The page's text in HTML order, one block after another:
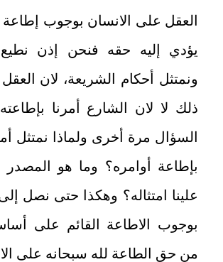
العقل على الانسان بوجوب
يؤدي إليه حقه فنحن إذن نطيع
ونمتثل أحكام الشريعة، لان
ذلك لا لان الشارع أمرنا
السؤال مرة أخرى ولماذا نمتثل
بإطاعة أوامره؟ وما هو
علينا امتثاله؟ وهكذا حتى نصل
بوجوب الاطاعة القائم على
من حق الطاعة لله سبحانه على